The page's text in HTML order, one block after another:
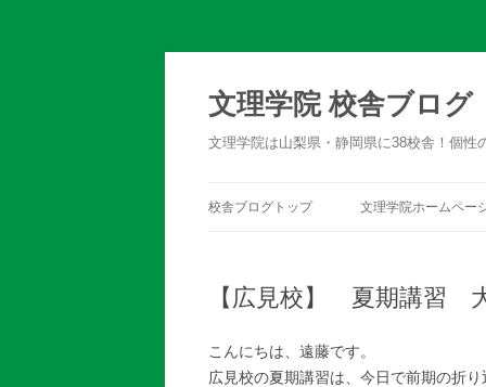
文理学院 校舎ブログ
文理学院は山梨県・静岡県に38校舎！個性
校舎ブログトップ 文理学院ホームペー
【広見校】 夏期講習
こんにちは、遠藤です。
広見校の夏期講習は、今日で前期の折り